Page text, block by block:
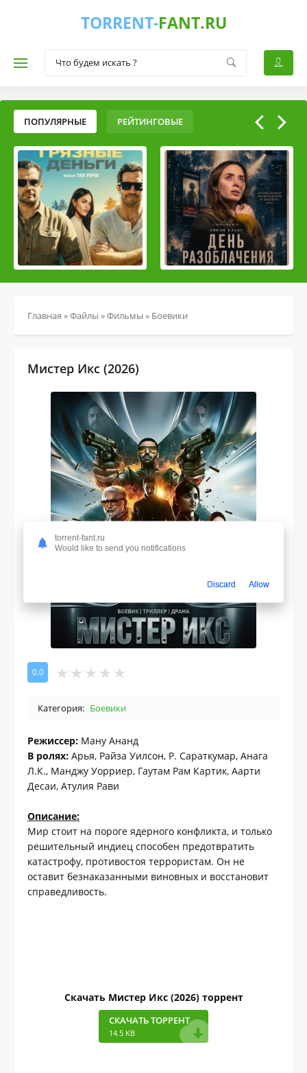
TORRENT-FANT.RU
ПОПУЛЯРНЫЕ РЕЙТИНГОВЫЕ
Главная »Файлы »Фильмы » Боевики
Мистер Икс (2026)
0.0
Категория: Боевики
Режиссер: Ману Ананд
В ролях: Арья, Райза Уилсон, Р. Сараткумар, Анага
Л.К., Манджу Уорриер, Гаутам Рам Картик, Аарти
Десаи, Атулия Рави
Описание:
Мир стоит на пороге ядерного конфликта, и только
решительный индиец способен предотвратить
катастрофу, противостоя террористам. Он не
оставит безнаказанными виновных и восстановит
справедливость.
Скачать Мистер Икс (2026) торрент
СКАЧАТЬ ТОРРЕНТ
14.5 KB
torrent-fant.ru
Would like to send you notifications
Discard Allow